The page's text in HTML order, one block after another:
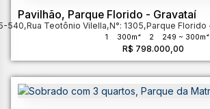
Pavilhão, Parque Florido - Gravataí
R$ 798.000,00
540,Rua Teotônio Vilella,N°: 1305,Parque Florido
1 300m² 2 249 ~ 300m²